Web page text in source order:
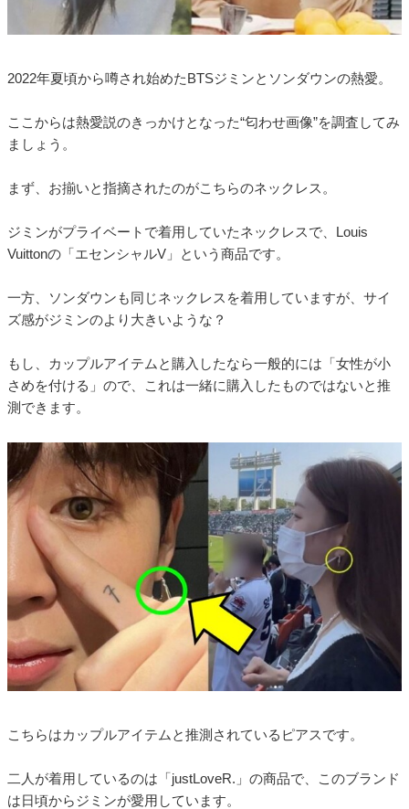
2022年夏頃から噂され始めたBTSジミンとソンダウンの熱愛。
ここからは熱愛説のきっかけとなった“匂わせ画像”を調査してみ
ましょう。
まず、お揃いと指摘されたのがこちらのネックレス。
ジミンがプライベートで着用していたネックレスで、Louis
Vuittonの「エセンシャルV」という商品です。
一方、ソンダウンも同じネックレスを着用していますが、サイ
ズ感がジミンのより大きいような？
もし、カップルアイテムと購入したなら一般的には「女性が小
さめを付ける」ので、これは一緒に購入したものではないと推
測できます。
こちらはカップルアイテムと推測されているピアスです。
二人が着用しているのは「justLoveR.」の商品で、このブランド
は日頃からジミンが愛用しています。